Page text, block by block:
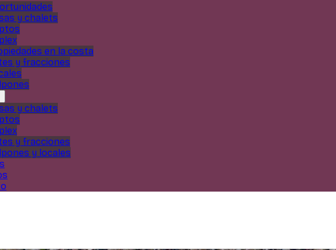
y chalets
en la costa
y fracciones
y chalets
y fracciones
y locales